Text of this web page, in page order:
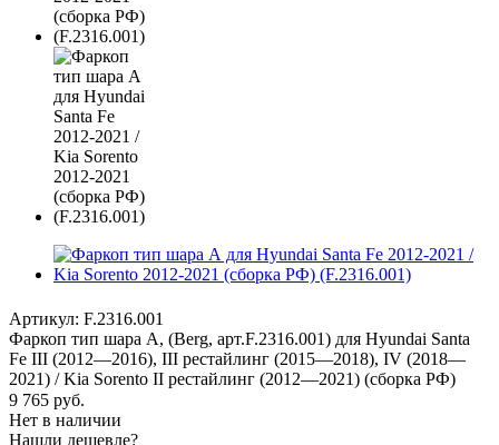
Артикул: F.2316.001
Фаркоп тип шара А, (Berg, арт.F.2316.001) для Hyundai Santa
Fe III (2012—2016), III рестайлинг (2015—2018), IV (2018—
2021) / Kia Sorento II рестайлинг (2012—2021) (сборка РФ)
9 765 руб.
Нет в наличии
Нашли дешевле?